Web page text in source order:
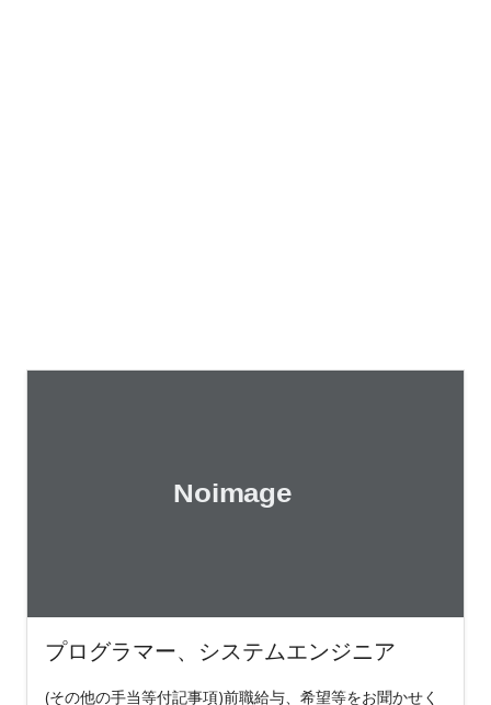
プログラマー、システムエンジニア
(その他の手当等付記事項)前職給与、希望等をお聞かせく